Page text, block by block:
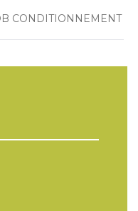
CONDITIONNEMENT